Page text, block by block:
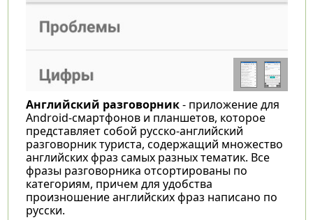
Английский разговорник- приложение для
Android-смартфонов и планшетов, которое
представляет собой русско-английский
разговорник туриста, содержащий множество
английских фраз самых разных тематик. Все
фразы разговорника отсортированы по
категориям, причем для удобства
произношение английских фраз написано по
русски.